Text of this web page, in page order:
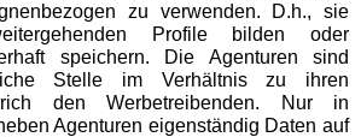
zu verwenden. D.h., sie
Profile bilden oder
speichern. Die Agenturen sind
Stelle im Verhältnis zu ihren
den Werbetreibenden. Nur in
Agenturen eigenständig Daten auf